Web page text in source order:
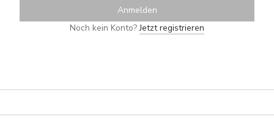
Anmelden
Noch kein Konto? Jetzt registrieren